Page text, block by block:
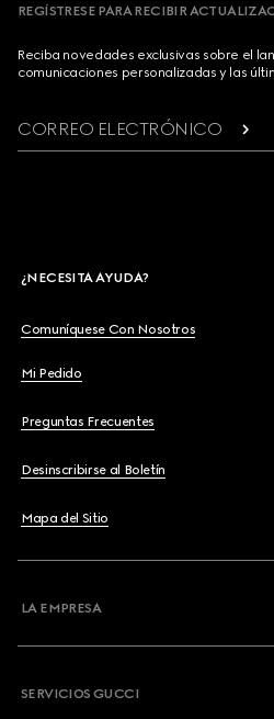
REGÍSTRESE PARA RECIBIR
Reciba novedades exclusivas sobre el
comunicaciones personalizadas y las
CORREO ELECTRÓNICO
¿NECESITA AYUDA?
Comuníquese Con Nosotros
Mi Pedido
Preguntas Frecuentes
Desinscribirse al Boletín
Mapa del Sitio
LA EMPRESA
SERVICIOS GUCCI